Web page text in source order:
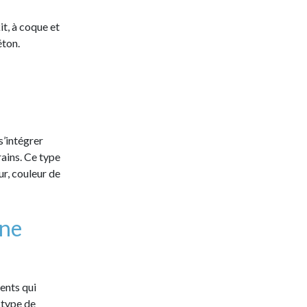
à coque et
Ce type
couleur de
qui
de